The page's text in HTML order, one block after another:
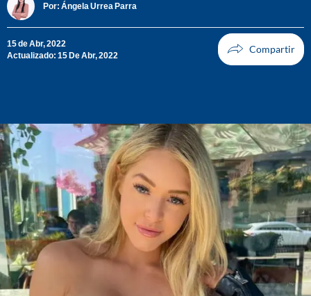
Por: Ángela Urrea Parra
15 de Abr, 2022
Actualizado: 15 De Abr, 2022